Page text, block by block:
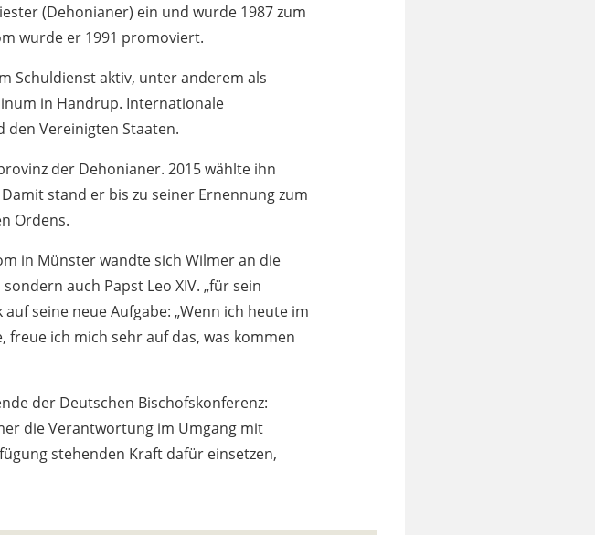
(Dehonianer) ein und wurde 1987 zum
wurde er 1991 promoviert.
Schuldienst aktiv, unter anderem als
in Handrup. Internationale
Vereinigten Staaten.
der Dehonianer. 2015 wählte ihn
stand er bis zu seiner Ernennung zum
Ordens.
in Münster wandte sich Wilmer an die
auch Papst Leo XIV. „für sein
seine neue Aufgabe: „Wenn ich heute im
freue ich mich sehr auf das, was kommen
der Deutschen Bischofskonferenz:
die Verantwortung im Umgang mit
stehenden Kraft dafür einsetzen,